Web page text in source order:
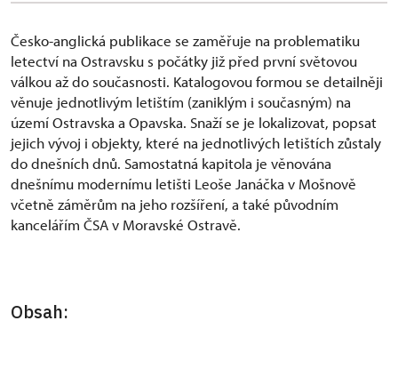
Česko-anglická publikace se zaměřuje na problematiku
letectví na Ostravsku s počátky již před první světovou
válkou až do současnosti. Katalogovou formou se detailněji
věnuje jednotlivým letištím (zaniklým i současným) na
území Ostravska a Opavska. Snaží se je lokalizovat, popsat
jejich vývoj i objekty, které na jednotlivých letištích zůstaly
do dnešních dnů. Samostatná kapitola je věnována
dnešnímu modernímu letišti Leoše Janáčka v Mošnově
včetně záměrům na jeho rozšíření, a také původním
kancelářím ČSA v Moravské Ostravě.
Obsah: